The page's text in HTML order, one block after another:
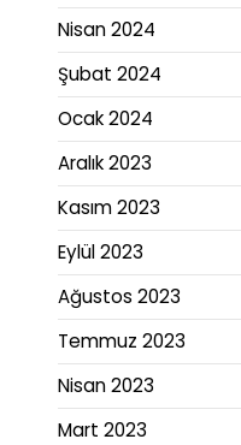
Nisan 2024
Şubat 2024
Ocak 2024
Aralık 2023
Kasım 2023
Eylül 2023
Ağustos 2023
Temmuz 2023
Nisan 2023
Mart 2023